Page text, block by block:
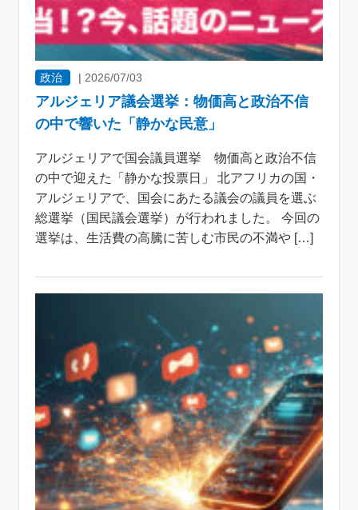
政治 | 2026/07/03
アルジェリア議会選挙：物価高と政治不信
の中で響いた「静かな民意」
アルジェリアで国会議員選挙 物価高と政治不信
の中で迎えた「静かな投票日」 北アフリカの国・
アルジェリアで、国会にあたる議会の議員を選ぶ
総選挙（国民議会選挙）が行われました。 今回の
選挙は、生活費の高騰に苦しむ市民の不満や […]